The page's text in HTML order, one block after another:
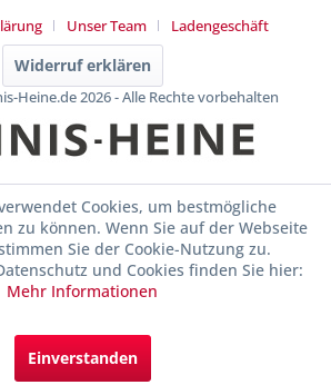
Unser Team Ladengeschäft
Widerruf erklären
Heine.de 2026 - Alle Rechte vorbehalten
Cookies, um bestmögliche
zu können. Wenn Sie auf der Webseite
Sie der Cookie-Nutzung zu.
und Cookies finden Sie hier:
Mehr Informationen
Einverstanden